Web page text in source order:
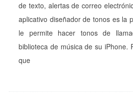
de texto, alertas de correo
aplicativo diseñador de tonos es la
le permite hacer tonos de
biblioteca de música de su iPhone.
que